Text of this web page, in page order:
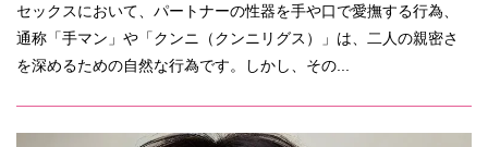
セックスにおいて、パートナーの性器を手や口で愛撫する行為、
通称「手マン」や「クンニ（クンニリグス）」は、二人の親密さ
を深めるための自然な行為です。しかし、その...